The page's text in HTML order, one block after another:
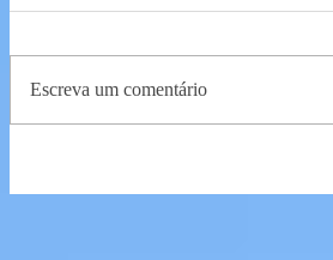
Escreva um comentário